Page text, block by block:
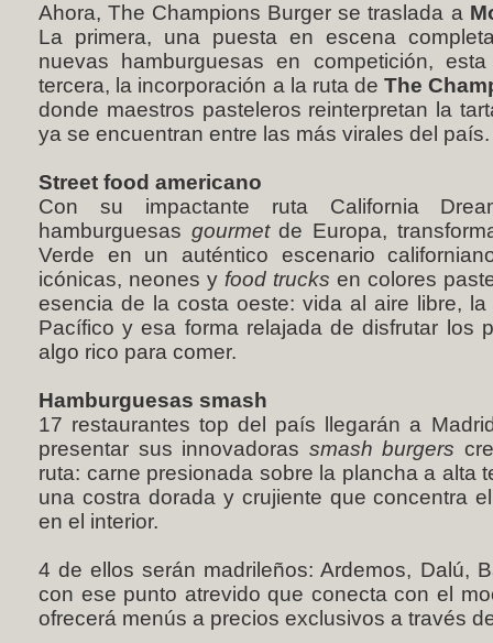
Ahora, The Champions Burger se traslada a
La primera, una puesta en escena
nuevas hamburguesas en competición,
tercera, la incorporación a la ruta deThe
donde maestros pasteleros reinterpretan la
ya se encuentran entre las más virales del país.
Street food americano
Con su impactante ruta California
hamburguesas gourmetde Europa,
Verde en un auténtico escenario
icónicas, neones y food trucks en colores
esencia de la costa oeste: vida al aire libre,
Pacífico y esa forma relajada de disfrutar los
algo rico para comer.
Hamburguesas smash
17 restaurantes top del país llegarán a
presentar sus innovadoras smash burgers
ruta: carne presionada sobre la plancha a alta
una costra dorada y crujiente que concentra
en el interior.
4 de ellos serán madrileños: Ardemos, Dalú,
con ese punto atrevido que conecta con el
ofrecerá menús a precios exclusivos a través